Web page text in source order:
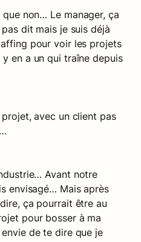
que non… Le manager, ça
dit mais je suis déjà
pour voir les projets
en a un qui traîne depuis
avec un client pas
Avant notre
envisagé… Mais après
ça pourrait être au
pour bosser à ma
envie de te dire que je